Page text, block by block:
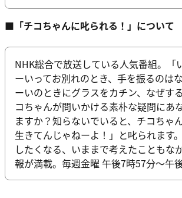
■「チコちゃんに叱られる！」について
NHK総合で放送している人気番組。「
ーいってお別れのとき、手を振るのは
ーいのときにグラスをカチン、なぜす
コちゃんが問いかける素朴な疑問にあ
ますか？知らないでいると、チコちゃ
生きてんじゃねーよ！」と叱られます
したくなる、いままで考えたこともな
報が満載。毎週金曜 午後7時57分〜午